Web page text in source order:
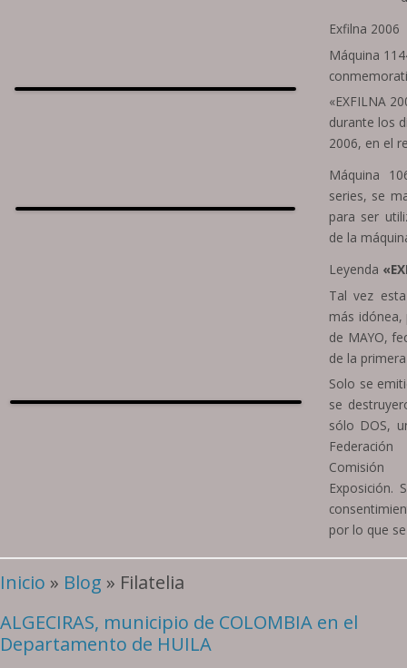
Exfilna 2006
Máquina
«EXFILNA
durante los
2006, en el
Máquina
series, se
para ser
de la
Leyenda
Tal vez
más
de MAYO,
de la
Solo se
se
sólo DOS,
Exposición.
por lo que
Inicio » Blog » Filatelia
ALGECIRAS, municipio de COLOMBIA en el
Departamento de HUILA